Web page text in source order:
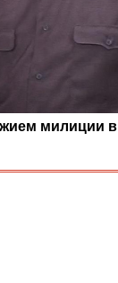
милиции в